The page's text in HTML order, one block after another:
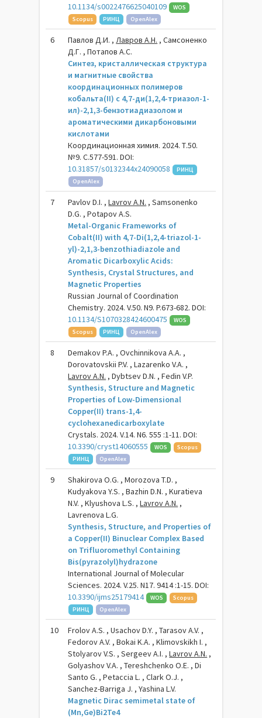
10.1134/s0022476625040109
WOS
Scopus
РИНЦ OpenAlex
6 Павлов Д.И. ,Лавров А.Н. , Самсоненко
Д.Г. , Потапов А.С.
Синтез, кристаллическая структура
и магнитные свойства
координационных полимеров
кобальта(II) с 4,7-ди(1,2,4-триазол-1-
ил)-2,1,3-бензотиадиазолом и
ароматическими дикарбоновыми
кислотами
Координационная химия. 2024. Т.50.
№9. С.577-591. DOI:
10.31857/s0132344x24090058
РИНЦ
OpenAlex
7 Pavlov D.I. ,Lavrov A.N. , Samsonenko
D.G. , Potapov A.S.
Metal-Organic Frameworks of
Cobalt(II) with 4,7-Di(1,2,4-triazol-1-
yl)-2,1,3-benzothiadiazole and
Aromatic Dicarboxylic Acids:
Synthesis, Crystal Structures, and
Magnetic Properties
Russian Journal of Coordination
Chemistry. 2024. V.50. N9. P.673-682. DOI:
10.1134/S1070328424600475
WOS
Scopus
РИНЦ OpenAlex
8
Demakov P.A. , Ovchinnikova A.A. ,
Dorovatovskii P.V. , Lazarenko V.A. ,
Lavrov A.N. , Dybtsev D.N. , Fedin V.P.
Synthesis, Structure and Magnetic
Properties of Low-Dimensional
Copper(II) trans-1,4-
cyclohexanedicarboxylate
Crystals. 2024. V.14. N6. 555 :1-11. DOI:
10.3390/cryst14060555
WOS
Scopus
РИНЦ
OpenAlex
9
Shakirova O.G. , Morozova T.D. ,
Kudyakova Y.S. , Bazhin D.N. , Kuratieva
N.V. , Klyushova L.S. ,Lavrov A.N. ,
Lavrenova L.G.
Synthesis, Structure, and Properties of
a Copper(II) Binuclear Complex Based
on Trifluoromethyl Containing
Bis(pyrazolyl)hydrazone
International Journal of Molecular
Sciences. 2024. V.25. N17. 9414 :1-15. DOI:
10.3390/ijms25179414
WOS
Scopus
РИНЦ
OpenAlex
10
Frolov A.S. , Usachov D.Y. , Tarasov A.V. ,
Fedorov A.V. , Bokai K.A. , Klimovskikh I. ,
Stolyarov V.S. , Sergeev A.I. ,Lavrov A.N. ,
Golyashov V.A. , Tereshchenko O.E. , Di
Santo G. , Petacсia L. , Clark O.J. ,
Sanchez-Barriga J. , Yashina L.V.
Magnetic Dirac semimetal state of
(Mn,Ge)Bi2Te4